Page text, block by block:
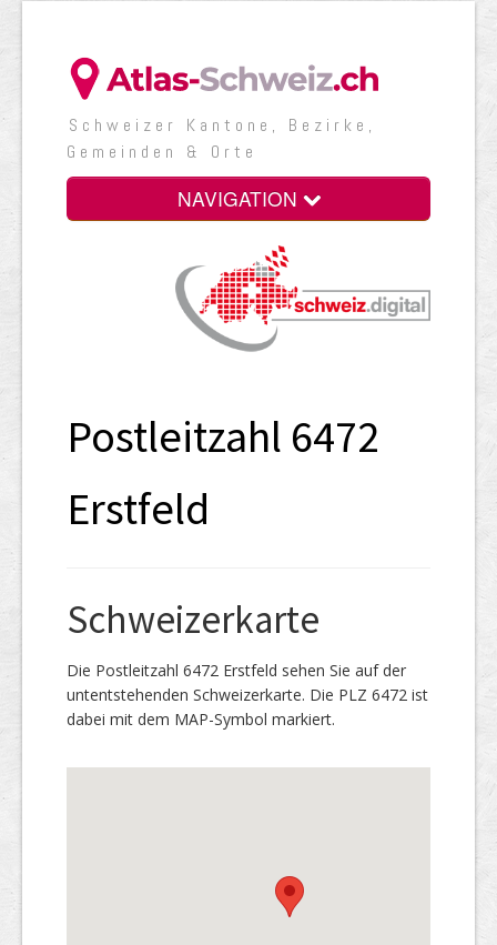
Schweizer Kantone, Bezirke,
Gemeinden & Orte
NAVIGATION
Postleitzahl 6472
Erstfeld
Schweizerkarte
Die Postleitzahl 6472 Erstfeld sehen Sie auf der
untentstehenden Schweizerkarte. Die PLZ 6472 ist
dabei mit dem MAP-Symbol markiert.